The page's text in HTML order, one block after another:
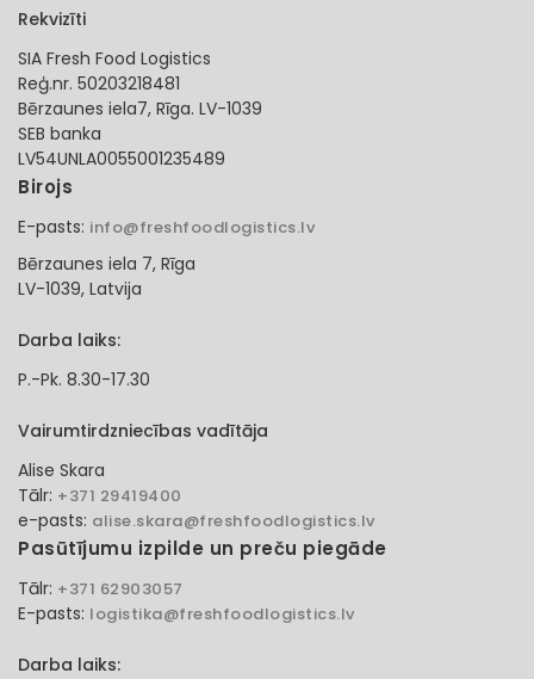
Rekvizīti
SIA Fresh Food Logistics
Reģ.nr. 50203218481
Bērzaunes iela7, Rīga. LV-1039
SEB banka
LV54UNLA0055001235489
Birojs
E-pasts: info@freshfoodlogistics.lv
Bērzaunes iela 7, Rīga
LV-1039, Latvija
Darba laiks:
P.-Pk. 8.30-17.30
Vairumtirdzniecības vadītāja
Alise Skara
Tālr: +371 29419400
e-pasts: alise.skara@freshfoodlogistics.lv
Pasūtījumu izpilde un preču piegāde
Tālr: +371 62903057
E-pasts: logistika@freshfoodlogistics.lv
Darba laiks: